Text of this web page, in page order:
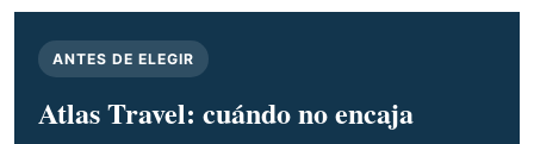
ANTES DE ELEGIR
Atlas Travel: cuándo no encaja